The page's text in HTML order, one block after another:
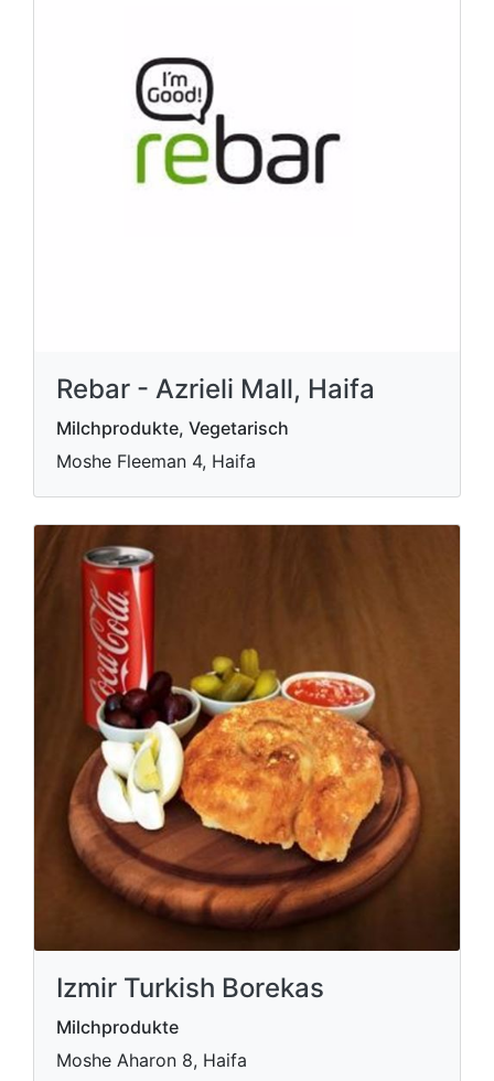
Rebar - Azrieli Mall, Haifa
Milchprodukte, Vegetarisch
Moshe Fleeman 4, Haifa
Izmir Turkish Borekas
Milchprodukte
Moshe Aharon 8, Haifa